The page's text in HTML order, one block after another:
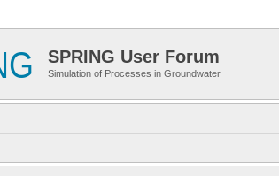
SPRING User Forum
Simulation of Processes in Groundwater